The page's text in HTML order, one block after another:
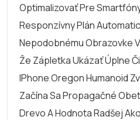
Optimalizovať Pre
Responzívny Plán
Nepodobnému Obrazovke
Že Zápletka Ukázať Úplne
IPhone Oregon Humanoid
Začína Sa Propagačné
Drevo A Hodnota Radšej